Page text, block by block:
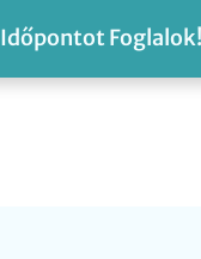
Időpontot Foglalok!